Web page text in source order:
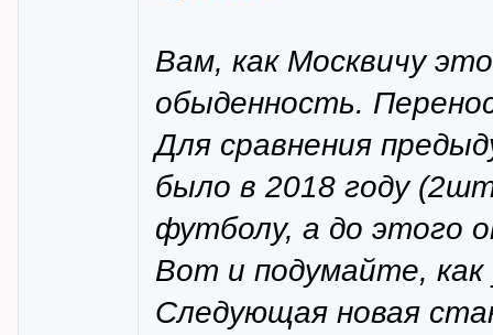
Вам, как Москвичу
обыденность.
Для сравнения
было в 2018 году
футболу, а до этого
Вот и подумайте,
Следующая новая